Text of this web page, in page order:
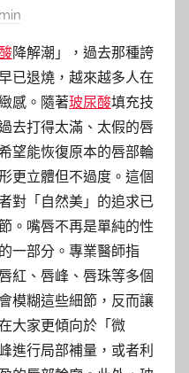
降解潮」，過去那種誇
已退燒，越來越多人在
感。隨著玻尿酸填充技
去打得太滿、太假的唇
望能恢復原本的唇部輪
更立體但不過度。這個
對「自然美」的追求已
。嘴唇不再是單純的性
一部分。專業醫師指
紅、唇峰、唇珠等多個
模糊這些細節，反而讓
大家更傾向於「微
進行局部補量，或者利